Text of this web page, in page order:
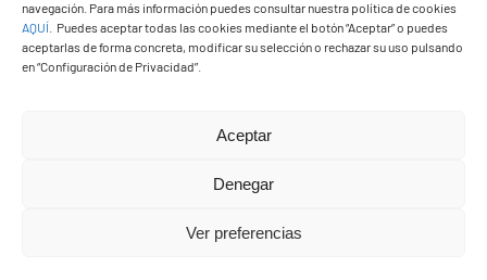
navegación. Para más información puedes consultar nuestra política de cookies
AQUÍ
Puedes aceptar todas las cookies mediante el botón “Aceptar” o puedes
aceptarlas de forma concreta, modificar su selección o rechazar su uso pulsando
en “Configuración de Privacidad”.
Aceptar
Denegar
Ver preferencias
35570 – Yaiza
Tel:928 83 62 20
© Copyright2026 Ayuntamiento de Yaiza - Todos los
derechos reservads